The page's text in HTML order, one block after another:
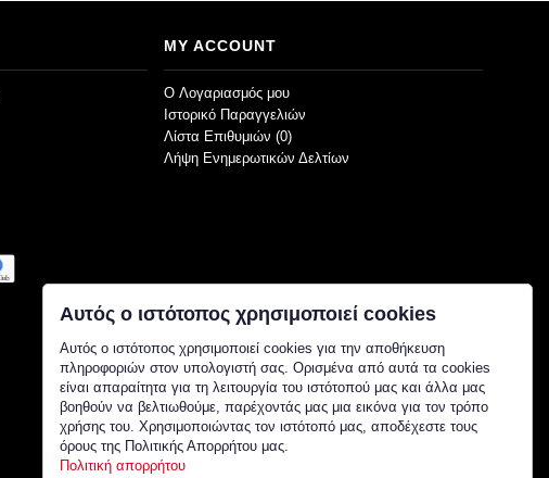
MY ACCOUNT
O Λογαριασμός μου
Ιστορικό Παραγγελιών
Λίστα Επιθυμιών (0)
Λήψη Ενημερωτικών Δελτίων
Αυτός ο ιστότοπος χρησιμοποιεί cookies
Αυτός ο ιστότοπος χρησιμοποιεί cookies για την αποθήκευση
πληροφοριών στον υπολογιστή σας. Ορισμένα από αυτά τα cookies
είναι απαραίτητα για τη λειτουργία του ιστότοπού μας και άλλα μας
βοηθούν να βελτιωθούμε, παρέχοντάς μας μια εικόνα για τον τρόπο
χρήσης του. Χρησιμοποιώντας τον ιστότοπό μας, αποδέχεστε τους
όρους της Πολιτικής Απορρήτου μας.
Πολιτική απορρήτου